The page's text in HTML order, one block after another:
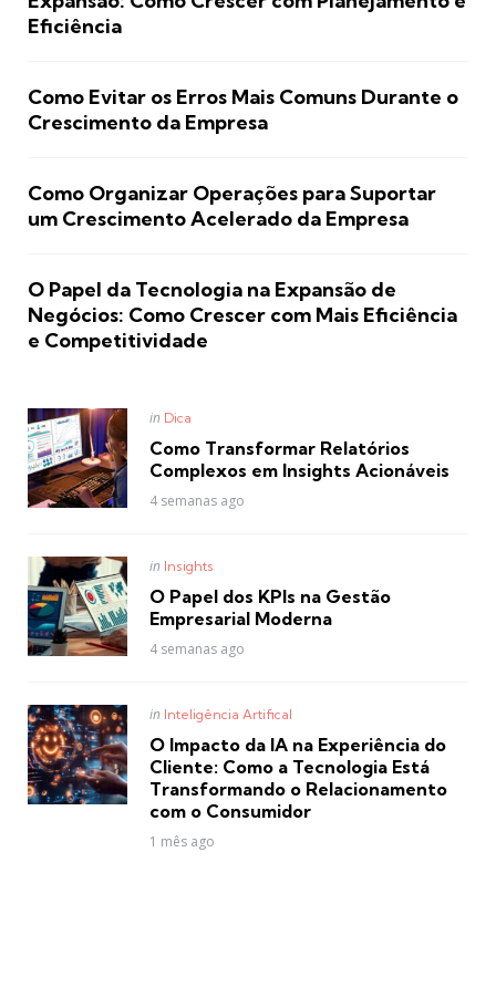
Eficiência
Como Evitar os Erros Mais Comuns Durante o
Crescimento da Empresa
Como Organizar Operações para Suportar
um Crescimento Acelerado da Empresa
O Papel da Tecnologia na Expansão de
Negócios: Como Crescer com Mais Eficiência
e Competitividade
Posted
in Dica
Como Transformar Relatórios
Complexos em Insights Acionáveis
4 semanas ago
Posted
in Insights
O Papel dos KPIs na Gestão
Empresarial Moderna
4 semanas ago
Posted
in Inteligência Artifical
O Impacto da IA na Experiência do
Cliente: Como a Tecnologia Está
Transformando o Relacionamento
com o Consumidor
1 mês ago